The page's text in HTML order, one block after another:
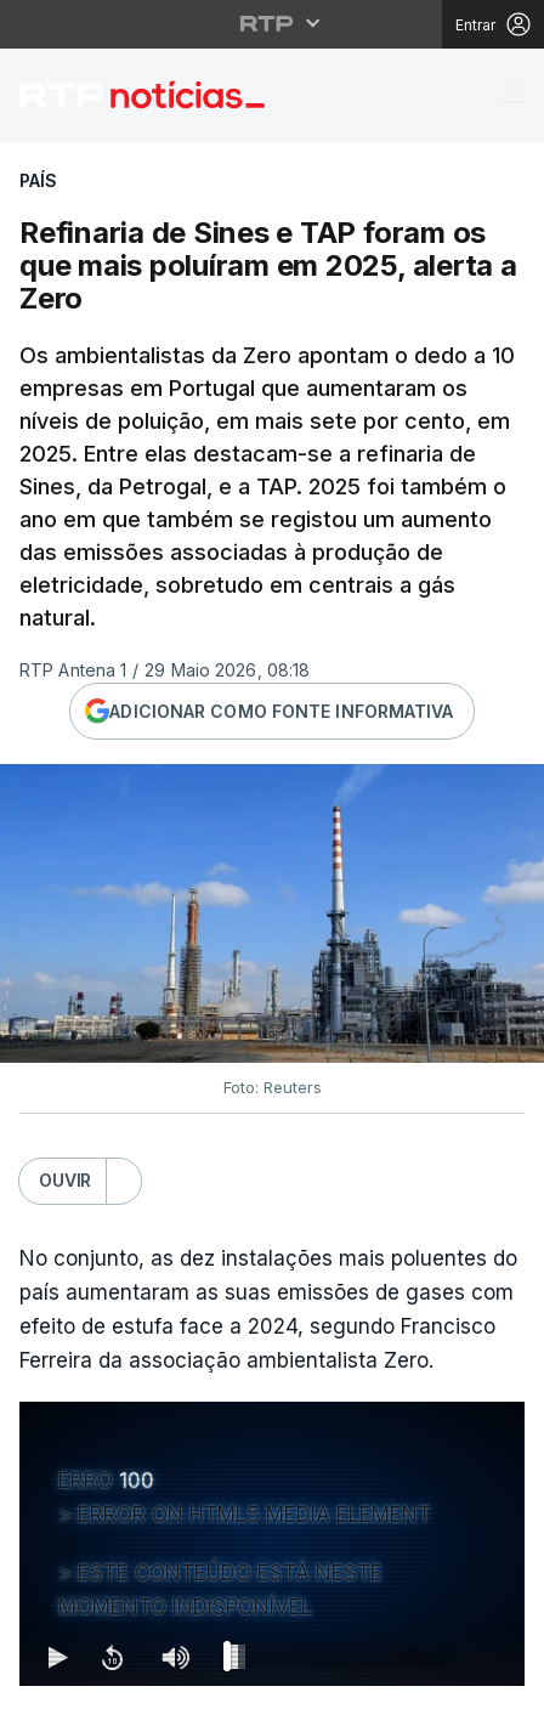
Entrar
Refinaria de Sines e
PAÍS
Refinaria de Sines e TAP foram os
que mais poluíram em 2025, alerta a
Zero
Os ambientalistas da Zero apontam o dedo a 10
empresas em Portugal que aumentaram os
níveis de poluição, em mais sete por cento, em
2025. Entre elas destacam-se a refinaria de
Sines, da Petrogal, e a TAP. 2025 foi também o
ano em que também se registou um aumento
das emissões associadas à produção de
eletricidade, sobretudo em centrais a gás
natural.
RTP Antena 1 / 29 Maio 2026, 08:18
ADICIONAR COMO FONTE INFORMATIVA
Foto: Reuters
OUVIR
No conjunto, as dez instalações mais poluentes do
país aumentaram as suas emissões de gases com
efeito de estufa face a 2024, segundo Francisco
Ferreira da associação ambientalista Zero.
ERRO 100
ERROR ON HTML5 MEDIA ELEMENT
ESTE CONTEÚDO ESTÁ NESTE
MOMENTO INDISPONÍVEL